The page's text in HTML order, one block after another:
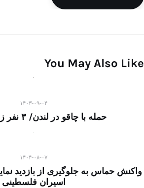
You May Also Like
۱۴۰۳-۰۹-۰۴
حمله با چاقو در لندن/ ۳ نفر زخمی شدند
۱۴۰۴-۰۸-۰۷
واکنش حماس به جلوگیری از بازدید
اسیران فلسطینی